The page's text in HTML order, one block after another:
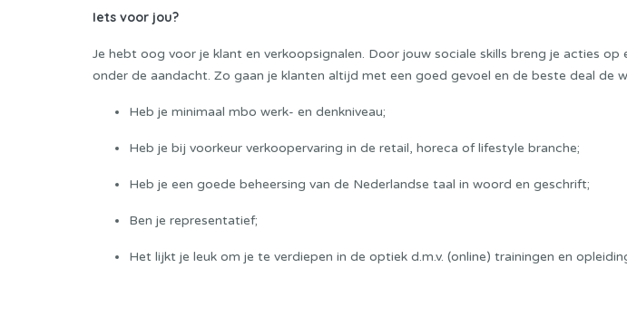
Iets voor jou?
Je hebt oog voor je klant en verkoopsignalen. Door jouw sociale skills breng je acties op
onder de aandacht. Zo gaan je klanten altijd met een goed gevoel en de beste deal de
Heb je minimaal mbo werk- en denkniveau;
Heb je bij voorkeur verkoopervaring in de retail, horeca of lifestyle branche;
Heb je een goede beheersing van de Nederlandse taal in woord en geschrift;
Ben je representatief;
Het lijkt je leuk om je te verdiepen in de optiek d.m.v. (online) trainingen en